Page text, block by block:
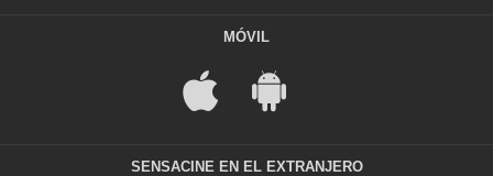
MÓVIL
SENSACINE EN EL EXTRANJERO